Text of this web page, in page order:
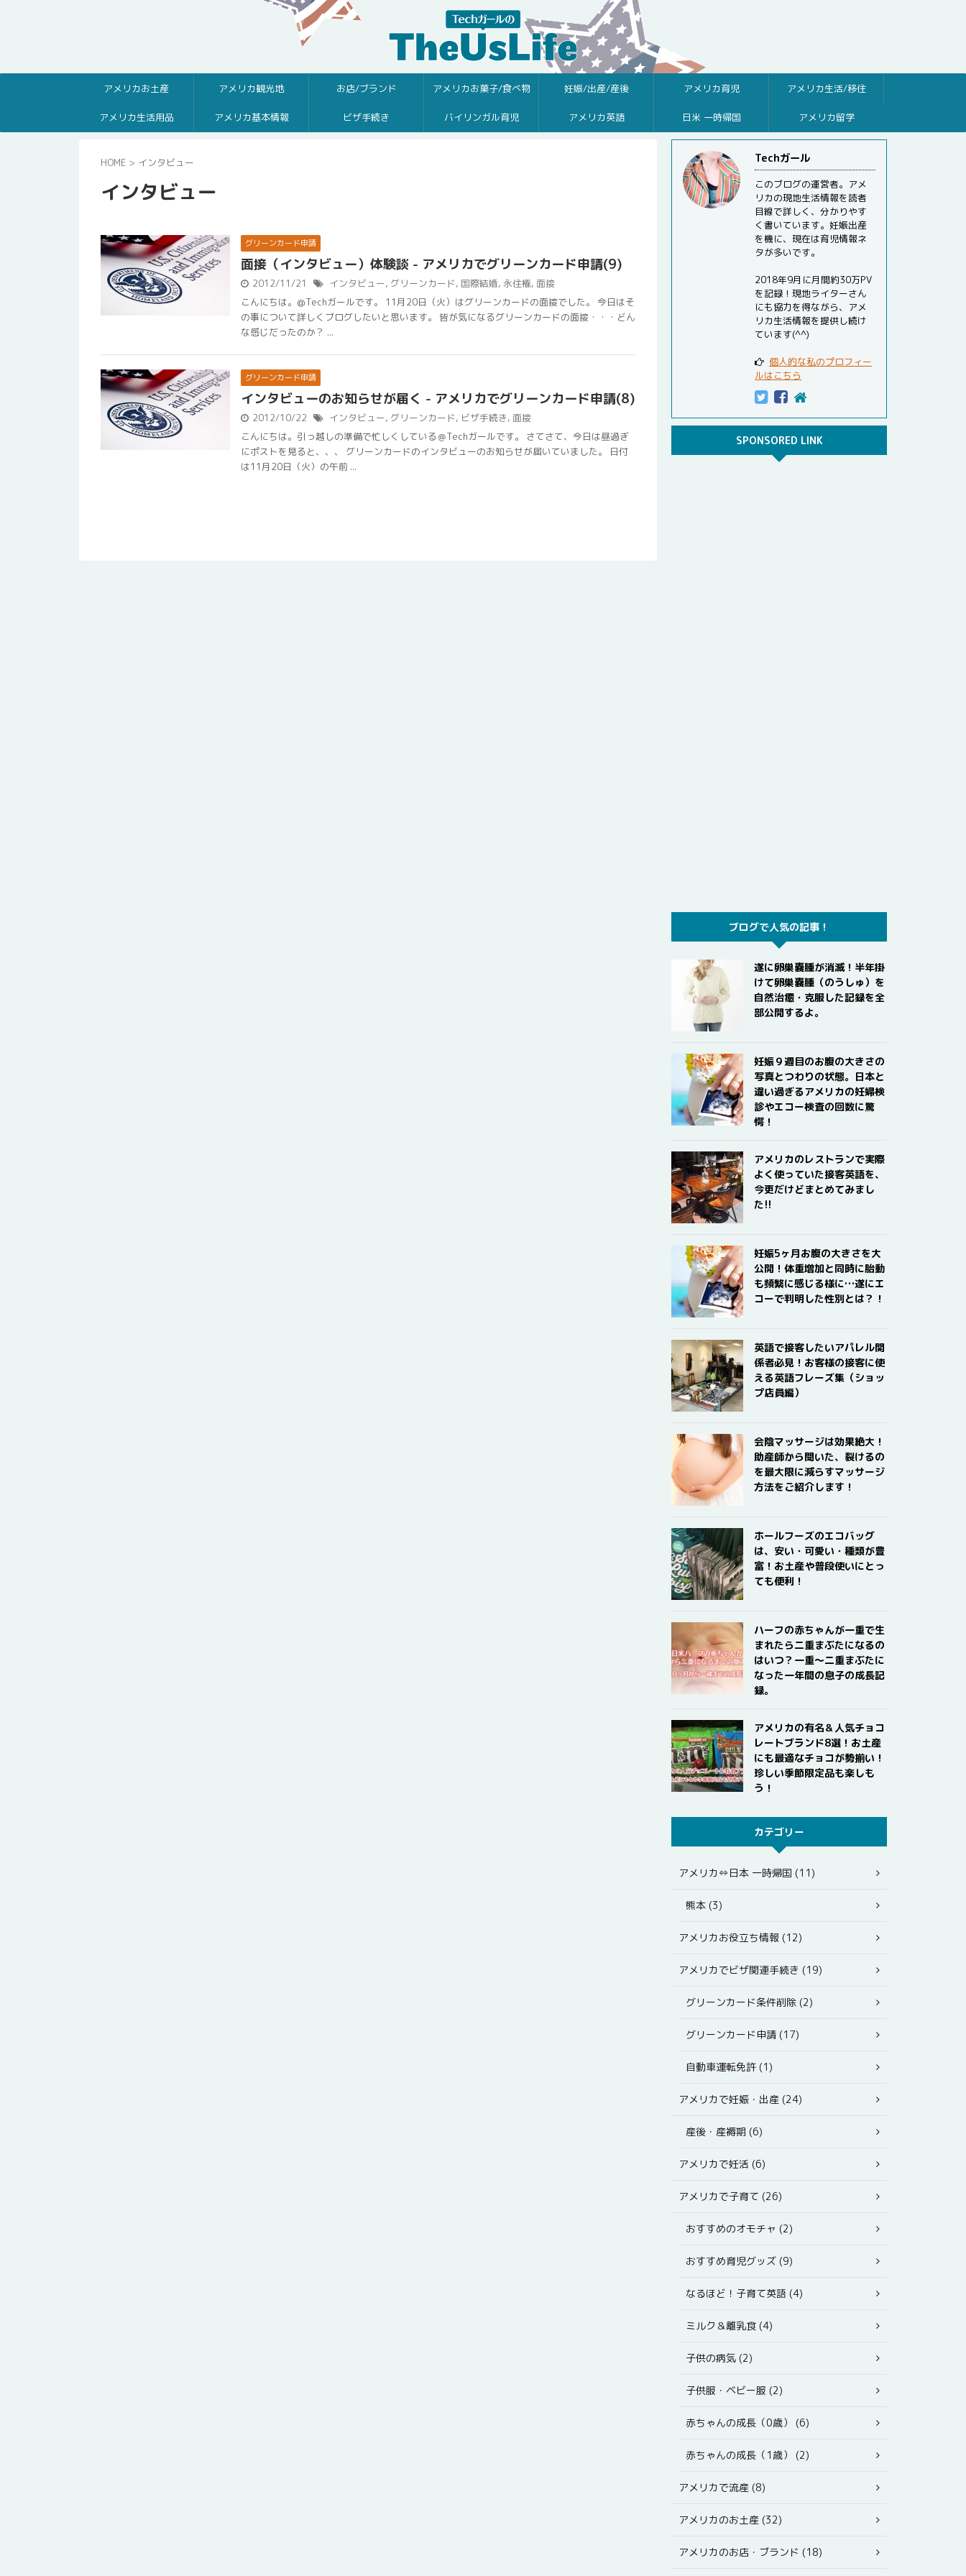
アメリカお土産 アメリカ観光地 お店/ブランド アメリカお菓子/食べ物 妊娠/出産/産後 アメリカ育児 アメリカ生活/移住
アメリカ生活用品 アメリカ基本情報 ビザ手続き バイリンガル育児 アメリカ英語 日米 一時帰国 アメリカ留学
HOME > インタビュー
インタビュー
グリーンカード申請
面接（インタビュー）体験談 - アメリカでグリーンカード申請(9)
2012/11/21 インタビュー, グリーンカード, 国際結婚, 永住権, 面接
こんにちは。@Techガールです。 11月20日（火）はグリーンカードの面接でした。 今日はそ
の事について詳しくブログしたいと思います。 皆が気になるグリーンカードの面接・・・どん
な感じだったのか？ ...
グリーンカード申請
インタビューのお知らせが届く - アメリカでグリーンカード申請(8)
2012/10/22 インタビュー, グリーンカード, ビザ手続き, 面接
こんにちは。引っ越しの準備で忙しくしている＠Techガールです。 さてさて、今日は昼過ぎ
にポストを見ると、、、 グリーンカードのインタビューのお知らせが届いていました。 日付
は11月20日（火）の午前 ...
Techガール
このブログの運営者。アメ
リカの現地生活情報を読者
目線で詳しく、分かりやす
く書いています。妊娠出産
を機に、現在は育児情報ネ
タが多いです。
2018年9月に月間約30万PV
を記録！現地ライターさん
にも協力を得ながら、アメ
リカ生活情報を提供し続け
ています(^^)
個人的な私のプロフィー
ルはこちら
SPONSORED LINK
ブログで人気の記事！
遂に卵巣嚢腫が消滅！半年掛
けて卵巣嚢腫（のうしゅ）を
自然治癒・克服した記録を全
部公開するよ。
妊娠９週目のお腹の大きさの
写真とつわりの状態。日本と
違い過ぎるアメリカの妊婦検
診やエコー検査の回数に驚
愕！
アメリカのレストランで実際
よく使っていた接客英語を、
今更だけどまとめてみまし
た!!
妊娠5ヶ月お腹の大きさを大
公開！体重増加と同時に胎動
も頻繁に感じる様に…遂にエ
コーで判明した性別とは？！
英語で接客したいアパレル関
係者必見！お客様の接客に使
える英語フレーズ集（ショッ
プ店員編）
会陰マッサージは効果絶大！
助産師から聞いた、裂けるの
を最大限に減らすマッサージ
方法をご紹介します！
ホールフーズのエコバッグ
は、安い・可愛い・種類が豊
富！お土産や普段使いにとっ
ても便利！
ハーフの赤ちゃんが一重で生
まれたら二重まぶたになるの
はいつ？一重〜二重まぶたに
なった一年間の息子の成長記
録。
アメリカの有名＆人気チョコ
レートブランド8選！お土産
にも最適なチョコが勢揃い！
珍しい季節限定品も楽しも
う！
カテゴリー
アメリカ⇔日本 一時帰国 (11)
熊本 (3)
アメリカお役立ち情報 (12)
アメリカでビザ関連手続き (19)
グリーンカード条件削除 (2)
グリーンカード申請 (17)
自動車運転免許 (1)
アメリカで妊娠・出産 (24)
産後・産褥期 (6)
アメリカで妊活 (6)
アメリカで子育て (26)
おすすめのオモチャ (2)
おすすめ育児グッズ (9)
なるほど！子育て英語 (4)
ミルク＆離乳食 (4)
子供の病気 (2)
子供服・ベビー服 (2)
赤ちゃんの成長（0歳） (6)
赤ちゃんの成長（1歳） (2)
アメリカで流産 (8)
アメリカのお土産 (32)
アメリカのお店・ブランド (18)